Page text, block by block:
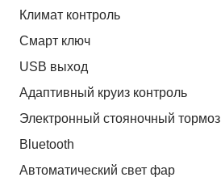
Климат контроль
Смарт ключ
USB выход
Адаптивный круиз контроль
Электронный стояночный тормоз
Bluetooth
Автоматический свет фар